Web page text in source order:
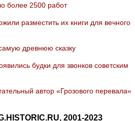
более 2500 работ
разместить их книги для вечного
древнюю сказку
будки для звонков советским
автор «Грозового перевала»
2001-2023